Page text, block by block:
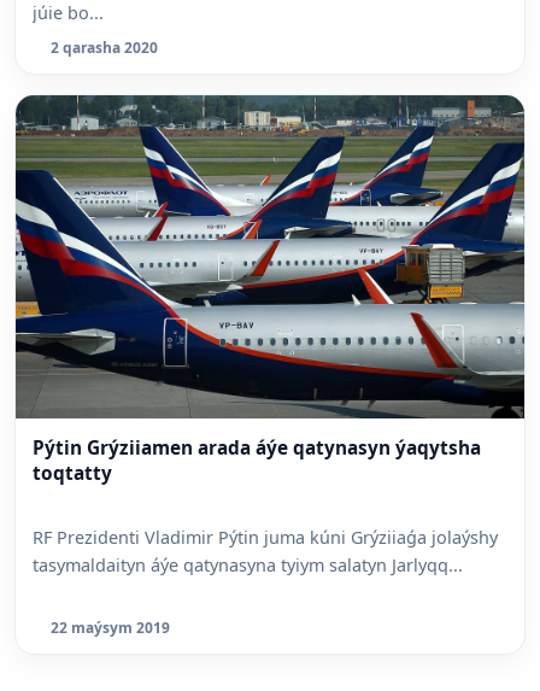
júie bo...
2 qarasha 2020
Pýtin Grýziiamen arada áýe qatynasyn ýaqytsha
toqtatty
RF Prezidenti Vladimir Pýtin juma kúni Grýziiaǵa jolaýshy
tasymaldaityn áýe qatynasyna tyiym salatyn Jarlyqq...
22 maýsym 2019